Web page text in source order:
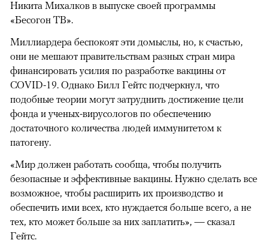
Никита Михалков в выпуске своей программы
«Бесогон ТВ».
Миллиардера беспокоят эти домыслы, но, к счастью,
они не мешают правительствам разных стран мира
финансировать усилия по разработке вакцины от
COVID-19. Однако Билл Гейтс подчеркнул, что
подобные теории могут затруднить достижение цели
фонда и ученых-вирусологов по обеспечению
достаточного количества людей иммунитетом к
патогену.
«Мир должен работать сообща, чтобы получить
безопасные и эффективные вакцины. Нужно сделать все
возможное, чтобы расширить их производство и
обеспечить ими всех, кто нуждается больше всего, а не
тех, кто может больше за них заплатить», — сказал
Гейтс.